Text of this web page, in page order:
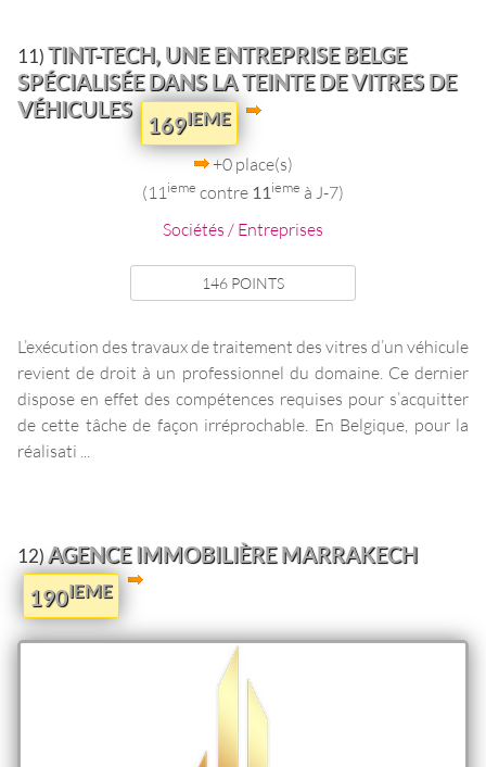
11)TINT-TECH, UNE ENTREPRISE BELGE
SPÉCIALISÉE DANS LA TEINTE DE VITRES DE
VÉHICULES
169IEME
+0 place(s)
(11 ieme contre 11ieme à J-7)
Sociétés / Entreprises
146 POINTS
L’exécution des travaux de traitement des vitres d’un véhicule
revient de droit à un professionnel du domaine. Ce dernier
dispose en effet des compétences requises pour s’acquitter
de cette tâche de façon irréprochable. En Belgique, pour la
réalisati ...
12)AGENCE IMMOBILIÈRE MARRAKECH
190IEME